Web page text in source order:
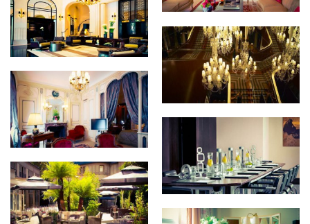
Hôtel Prince De Galles
Le Royal Monceau
Raffles Paris
Hôtel Raphael
Renaissance Paris Arc De
Triomphe
Renaissance Le Parc
Trocadero